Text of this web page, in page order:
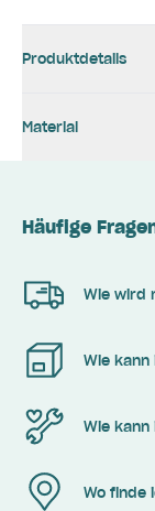
Produktdetails
Material
Häufige
Wie wird
Wie kann
Wie
Wo finde